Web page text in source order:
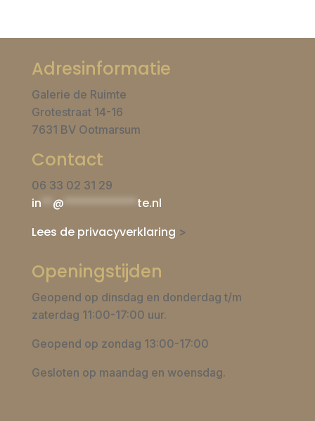
Adresinformatie
Galerie de Ruimte
Grotestraat 14-16
7631 BV Ootmarsum
Contact
06 33 02 31 29
in @
te.nl
Lees de privacyverklaring >
Openingstijden
Geopend op dinsdag en donderdag t/m
zaterdag 11:00-17:00 uur.
Geopend op zondag 13:00-17:00
Gesloten op maandag en woensdag.